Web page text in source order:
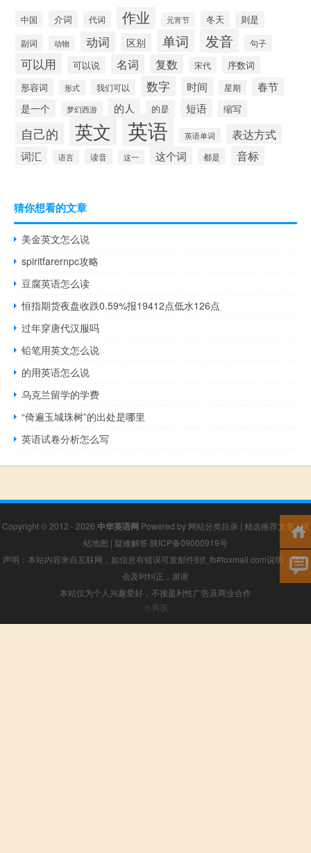
中国 介词 代词 作业 元宵节 冬天
则是
副词
动物 动词 区别 单词 发音 句子
可以用 可以说 名词 复数 宋代
序数词
形容词
形式 我们可以 数字 时间 星期 春节
是一个 梦幻西游 的人 的是 短语 缩写
自己的 英文 英语 英语单词 表达方式
词汇 语言 读音 这一 这个词 都是 音标
猜你想看的文章
美金英文怎么说
spiritfarernpc攻略
豆腐英语怎么读
恒指期货夜盘收跌0.59%报19412点低水126点
过年穿唐代汉服吗
铅笔用英文怎么说
的用英语怎么说
乌克兰留学的学费
“倚遍玉城珠树”的出处是哪里
英语试卷分析怎么写
Copyright © 2012 - 2026 中华英语网 Powered by 网站分类目录 | 精选推荐文章 |网
站地图 | 疑难解答 陕ICP备09000919号
声明：本站内容来自互联网，如信息有错误可发邮件到f_fb#foxmail.com说明，我们
会及时纠正，谢谢
本站仅为个人兴趣爱好，不接盈利性广告及商业合作
小男孩